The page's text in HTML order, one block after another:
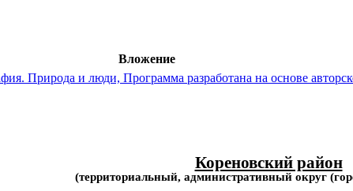
Вложение
и люди, Программа разработана на основе
Кореновский район
(территориальный, административный округ